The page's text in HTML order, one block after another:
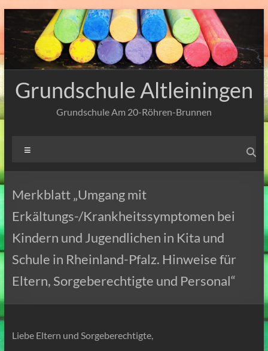
Zum
Inhalt
springen
Grundschule Altleiningen
Grundschule Am 20-Röhren-Brunnen
Merkblatt „Umgang mit
Erkältungs-/Krankheitssymptomen bei
Kindern und Jugendlichen in Kita und
Schule in Rheinland-Pfalz. Hinweise für
Eltern, Sorgeberechtigte und Personal“
Liebe Eltern und Sorgeberechtigte,